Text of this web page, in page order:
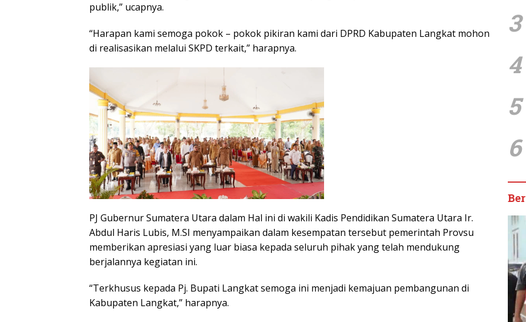
publik,” ucapnya.
“Harapan kami semoga pokok – pokok pikiran kami dari DPRD Kabupaten Langkat mohon
di realisasikan melalui SKPD terkait,” harapnya.
PJ Gubernur Sumatera Utara dalam Hal ini di wakili Kadis Pendidikan Sumatera Utara Ir.
Abdul Haris Lubis, M.SI menyampaikan dalam kesempatan tersebut pemerintah Provsu
memberikan apresiasi yang luar biasa kepada seluruh pihak yang telah mendukung
berjalannya kegiatan ini.
“Terkhusus kepada Pj. Bupati Langkat semoga ini menjadi kemajuan pembangunan di
Kabupaten Langkat,” harapnya.
3
4
5
6